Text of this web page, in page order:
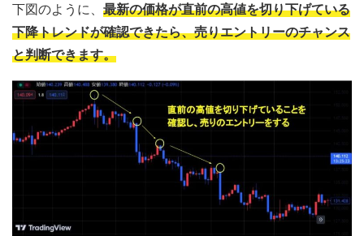
下図のように、 最新の価格が直前の高値を切り下げている
下降トレンドが確認できたら、売りエントリーのチャンス
と判断できます。